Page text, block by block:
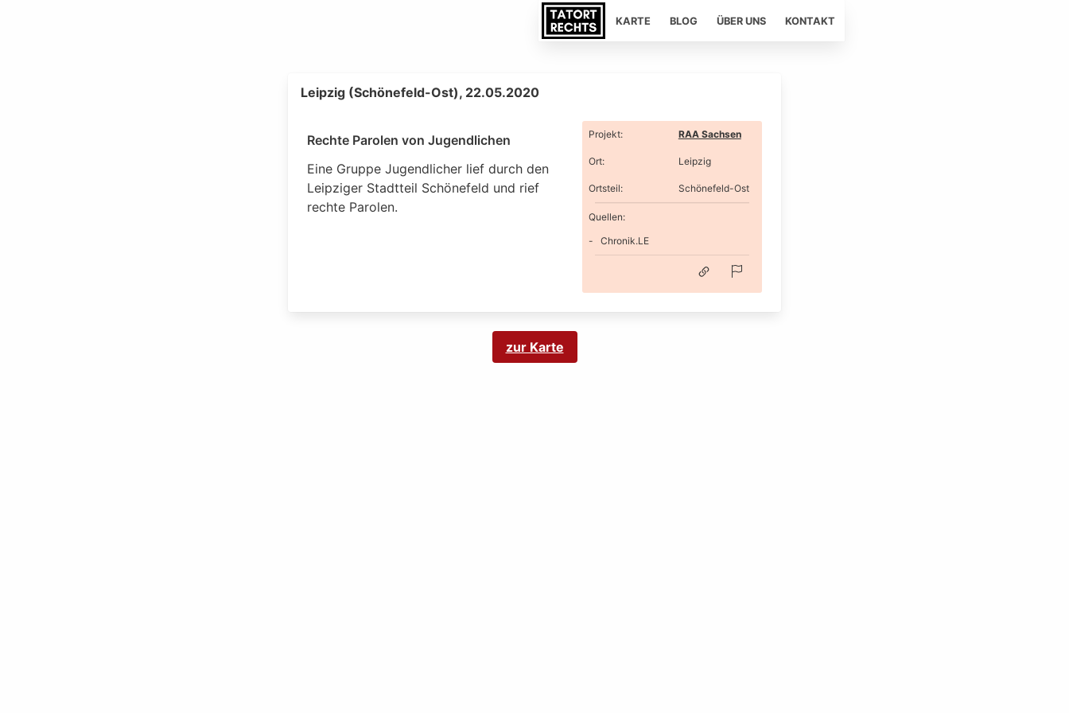
KARTE BLOG ÜBER UNS KONTAKT
Leipzig (Schönefeld-Ost), 22.05.2020
Rechte Parolen von Jugendlichen
Eine Gruppe Jugendlicher lief durch den
Leipziger Stadtteil Schönefeld und rief
rechte Parolen.
Projekt: RAA Sachsen
Ort: Leipzig
Ortsteil: Schönefeld-Ost
Quellen:
Chronik.LE
zur Karte